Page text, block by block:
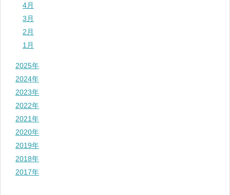
4月
3月
2月
1月
2025年
2024年
2023年
2022年
2021年
2020年
2019年
2018年
2017年